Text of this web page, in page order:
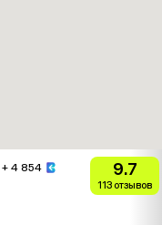
+ 4 854 9.7
113 отзывов